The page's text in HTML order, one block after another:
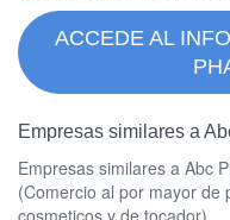
ACCEDE AL
Empresas similares a
Empresas similares a Abc
(Comercio al por mayor de